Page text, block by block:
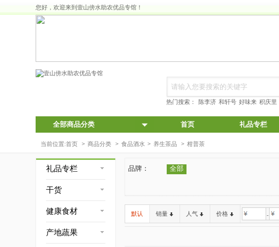
您好，欢迎来到壹山傍水助农优品专馆！
热门搜索： 陈李济 和轩号 好味来 积庆里
全部商品分类 首页 礼品专栏
当前位置:首页 > 商品分类 > 食品酒水 > 养生茶品 > 柑普茶
礼品专栏
干货
健康食材
产地蔬果
品牌： 全部
默认 销量 人气 价格 -